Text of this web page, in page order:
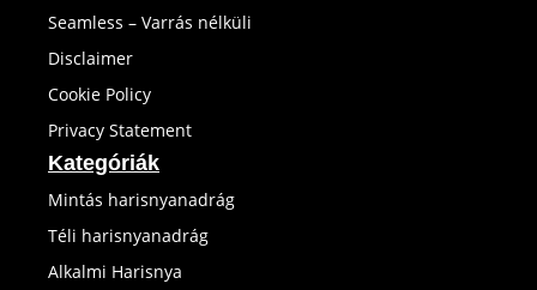
Seamless – Varrás nélküli
Disclaimer
Cookie Policy
Privacy Statement
Kategóriák
Mintás harisnyanadrág
Téli harisnyanadrág
Alkalmi Harisnya